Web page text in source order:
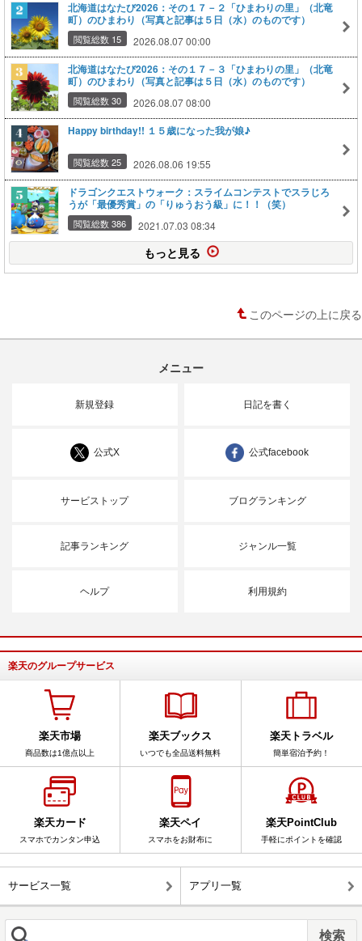
北海道はなたび2026：その１７－２「ひまわりの里」（北竜
町）のひまわり（写真と記事は５日（水）のものです）
閲覧総数 15 2026.08.07 00:00
北海道はなたび2026：その１７－３「ひまわりの里」（北竜
町）のひまわり（写真と記事は５日（水）のものです）
閲覧総数 30 2026.08.07 08:00
Happy birthday!! １５歳になった我が娘♪
閲覧総数 25 2026.08.06 19:55
ドラゴンクエストウォーク：スライムコンテストでスラじろ
うが「最優秀賞」の「りゅうおう級」に！！（笑）
閲覧総数 386 2021.07.03 08:34
もっと見る
このページの上に戻る
メニュー
新規登録 日記を書く
公式X 公式facebook
サービストップ ブログランキング
記事ランキング ジャンル一覧
ヘルプ 利用規約
楽天のグループサービス
楽天市場
商品数は1億点以上
楽天ブックス
いつでも全品送料無料
楽天トラベル
簡単宿泊予約！
楽天カード
スマホでカンタン申込
楽天ペイ
スマホをお財布に
楽天PointClub
手軽にポイントを確認
サービス一覧 アプリ一覧